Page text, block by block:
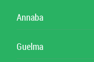
Annaba
Guelma